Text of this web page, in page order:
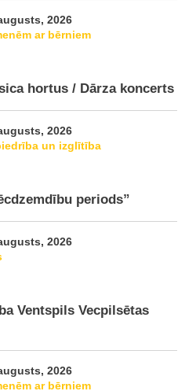
2026
ar bērniem
hortus / Dārza koncerts
2026
un izglītība
periods”
2026
Ventspils Vecpilsētas
2026
ar bērniem